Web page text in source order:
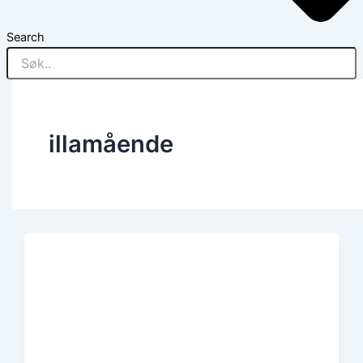
Search
illamående